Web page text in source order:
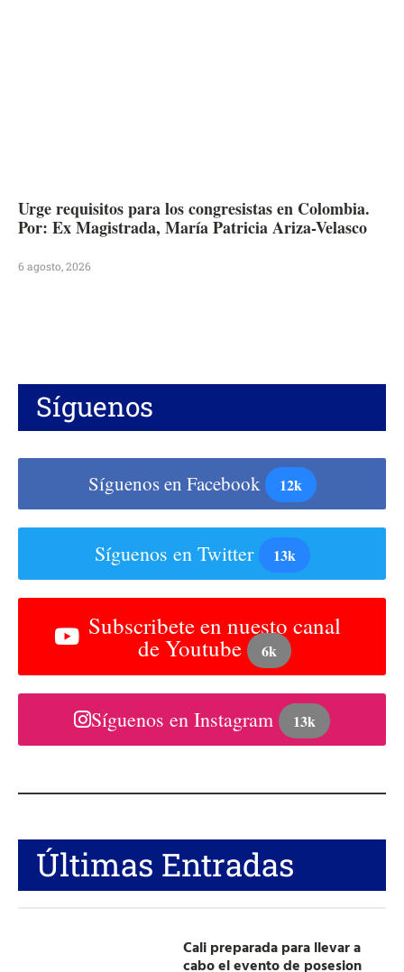
Urge requisitos para los congresistas en Colombia.
Por: Ex Magistrada, María Patricia Ariza-Velasco
6 agosto, 2026
Síguenos
Síguenos en Facebook 12k
Síguenos en Twitter 13k
Subscribete en nuesto canal
de Youtube 6k
Síguenos en Instagram 13k
Últimas Entradas
Cali preparada para llevar a
cabo el evento de posesion